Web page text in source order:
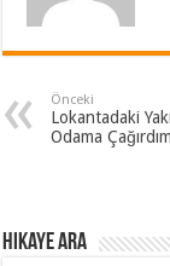
Önceki
Lokantadaki
Odama Çağırdım
Hikaye ARA